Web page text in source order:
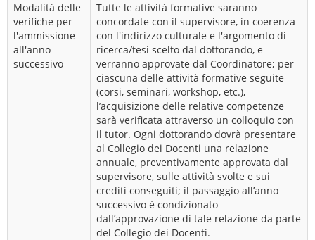
Modalità delle
verifiche per
l'ammissione
all'anno
successivo
Tutte le attività formative saranno
concordate con il supervisore, in coerenza
con l'indirizzo culturale e l'argomento di
ricerca/tesi scelto dal dottorando, e
verranno approvate dal Coordinatore; per
ciascuna delle attività formative seguite
(corsi, seminari, workshop, etc.),
l’acquisizione delle relative competenze
sarà verificata attraverso un colloquio con
il tutor. Ogni dottorando dovrà presentare
al Collegio dei Docenti una relazione
annuale, preventivamente approvata dal
supervisore, sulle attività svolte e sui
crediti conseguiti; il passaggio all’anno
successivo è condizionato
dall’approvazione di tale relazione da parte
del Collegio dei Docenti.